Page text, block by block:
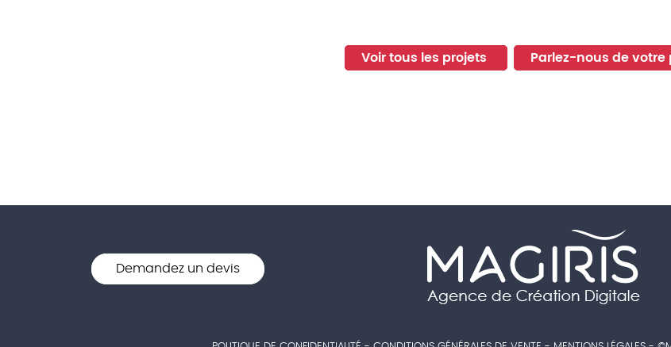
Voir tous les projets Parlez-nous de votre
Demandez un devis